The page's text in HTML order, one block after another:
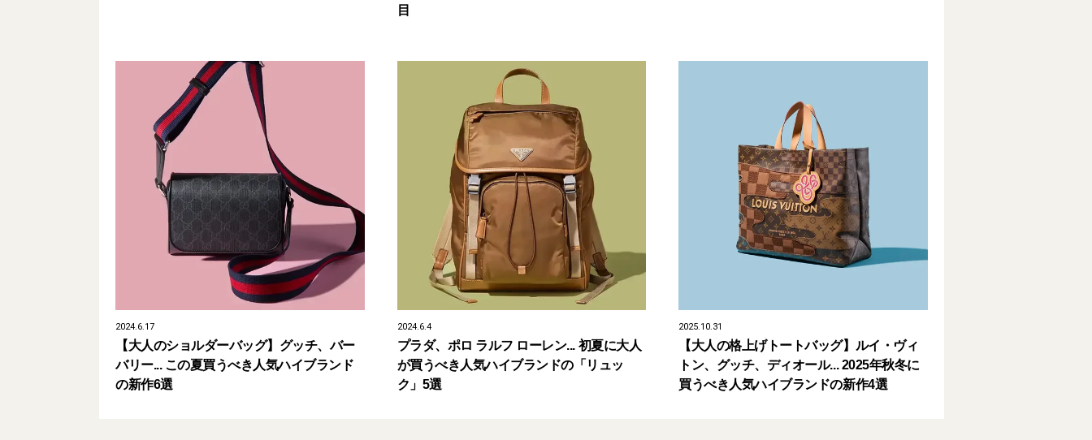
目
2024.6.17
【大人のショルダーバッグ】グッチ、バー
バリー... この夏買うべき人気ハイブランド
の新作6選
2024.6.4
プラダ、ポロ ラルフ ローレン... 初夏に大人
が買うべき人気ハイブランドの「リュッ
ク」5選
2025.10.31
【大人の格上げトートバッグ】ルイ・ヴィ
トン、グッチ、ディオール... 2025年秋冬に
買うべき人気ハイブランドの新作4選